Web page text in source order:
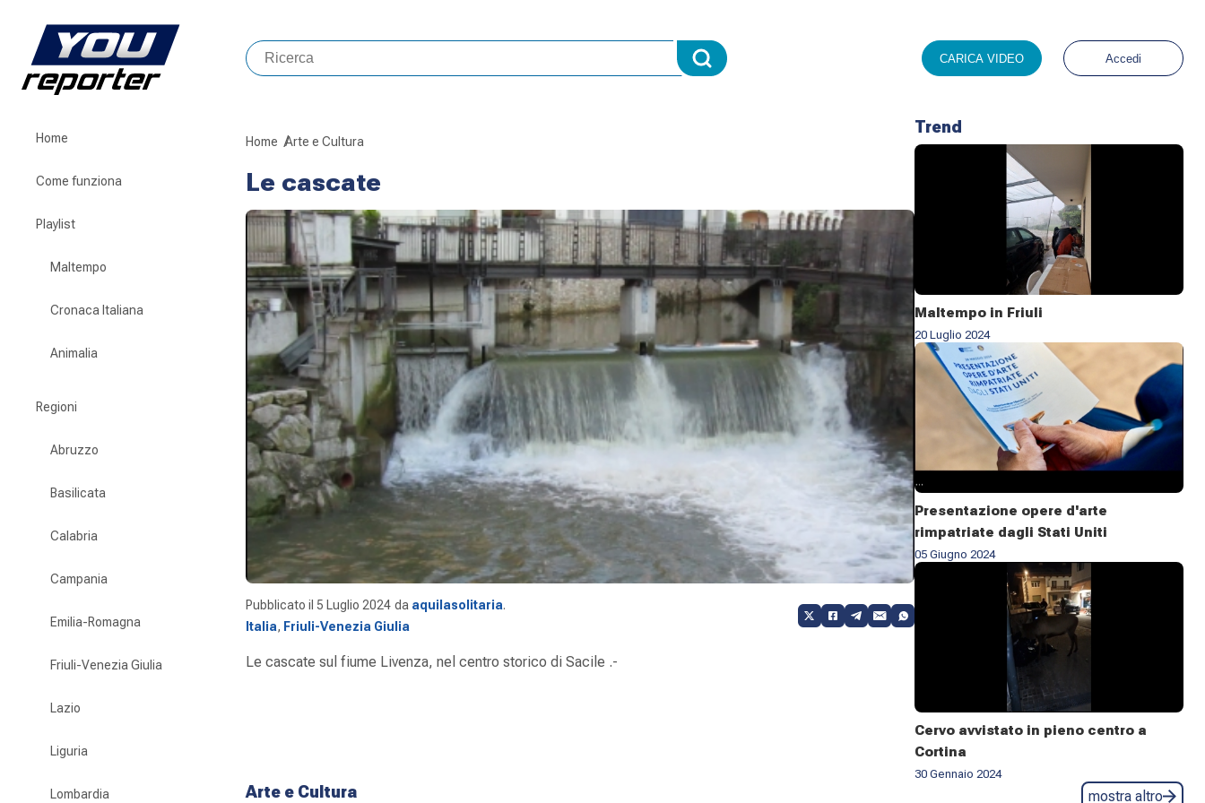
CARICA VIDEO Accedi
Home
Come funziona
Playlist
Maltempo
Cronaca Italiana
Animalia
Regioni
Abruzzo
Basilicata
Calabria
Campania
Emilia-Romagna
Friuli-Venezia Giulia
Lazio
Liguria
Lombardia
Home Arte e Cultura
Le cascate
Pubblicato il 5 Luglio 2024 da aquilasolitaria.
Italia, Friuli-Venezia Giulia
Le cascate sul fiume Livenza, nel centro storico di Sacile .-
Trend
Maltempo in Friuli
20 Luglio 2024
Presentazione opere d'arte
rimpatriate dagli Stati Uniti
05 Giugno 2024
Cervo avvistato in pieno centro a
Cortina
30 Gennaio 2024
Arte e Cultura mostra altro